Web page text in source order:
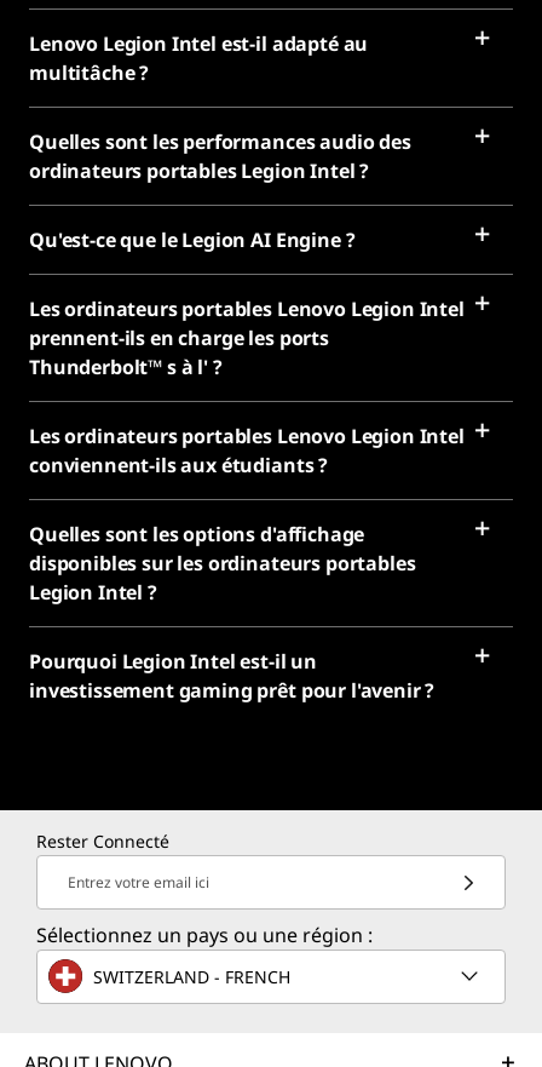
Lenovo Legion Intel est-il adapté au
multitâche ?
Quelles sont les performances audio des
ordinateurs portables Legion Intel ?
Qu'est-ce que le Legion AI Engine ?
Les ordinateurs portables Lenovo Legion Intel
prennent-ils en charge les ports
Thunderbolt™ s à l' ?
Les ordinateurs portables Lenovo Legion Intel
conviennent-ils aux étudiants ?
Quelles sont les options d'affichage
disponibles sur les ordinateurs portables
Legion Intel ?
Pourquoi Legion Intel est-il un
investissement gaming prêt pour l'avenir ?
Rester Connecté
Entrez votre email ici
Sélectionnez un pays ou une région :
SWITZERLAND - FRENCH